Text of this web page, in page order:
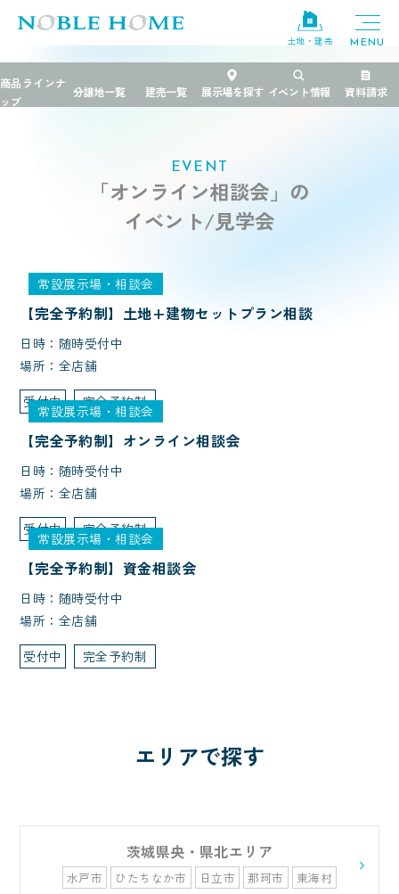
土地・建売
>イベント オンライン相談会
EVENT
「オンライン相談会」の
イベント/見学会
常設展示場・相談会
【完全予約制】土地+建物セットプラン相談
日時：随時受付中
場所：全店舗
受付中
完全予約制
常設展示場・相談会
【完全予約制】オンライン相談会
日時：随時受付中
場所：全店舗
受付中
完全予約制
常設展示場・相談会
【完全予約制】資金相談会
日時：随時受付中
場所：全店舗
受付中
完全予約制
エリアで探す
茨城県央・県北エリア
水戸市 ひたちなか市 日立市 那珂市
東海村